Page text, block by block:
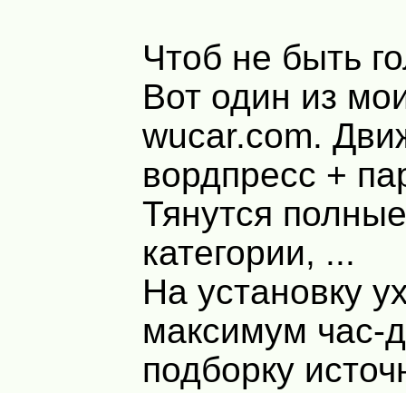
Чтоб не быть
Вот один из
wucar.com.
вордпресс +
Тянутся
категории, ...
На установку
максимум час-
подборку